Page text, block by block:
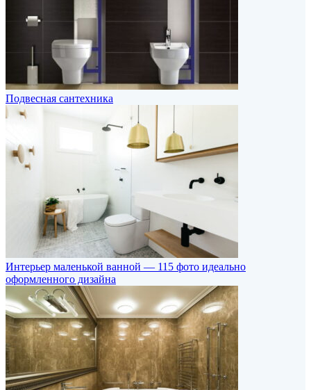
Подвесная сантехника
Интерьер маленькой ванной — 115 фото идеально
оформленного дизайна